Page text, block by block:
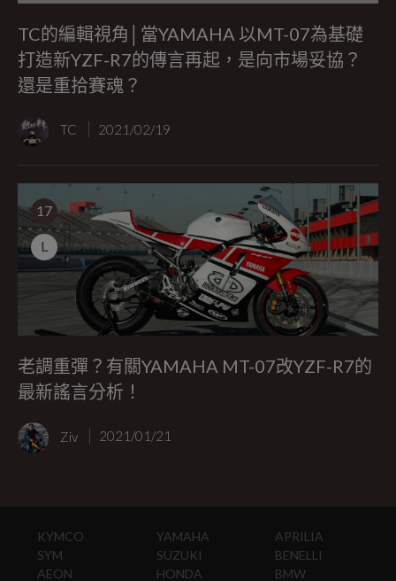
TC的編輯視角│當YAMAHA 以MT-07為基礎
打造新YZF-R7的傳言再起，是向市場妥協？
還是重拾賽魂？
TC 2021/02/19
17
L
老調重彈？有關YAMAHA MT-07改YZF-R7的
最新謠言分析！
Ziv 2021/01/21
KYMCO
SYM
AEON
YAMAHA
SUZUKI
HONDA
APRILIA
BENELLI
BMW